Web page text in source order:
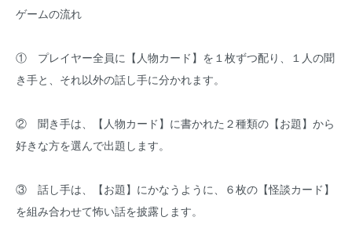
ゲームの流れ
① プレイヤー全員に【人物カード】を１枚ずつ配り、１人の聞
き手と、それ以外の話し手に分かれます。
② 聞き手は、【人物カード】に書かれた２種類の【お題】から
好きな方を選んで出題します。
③ 話し手は、【お題】にかなうように、６枚の【怪談カード】
を組み合わせて怖い話を披露します。